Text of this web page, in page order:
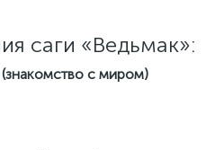
саги «Ведьмак»:
с миром)